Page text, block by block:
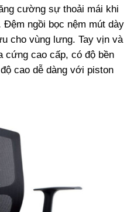
cường sự thoải mái khi
ngồi bọc nệm mút dày
cho vùng lưng. Tay vịn và
cứng cao cấp, có độ bền
cao dễ dàng với piston